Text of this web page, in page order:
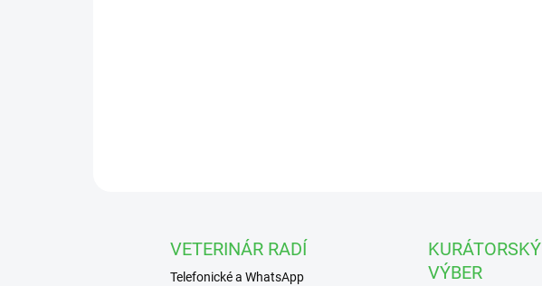
VETERINÁR RADÍ
Telefonické a WhatsApp
KURÁTORSKÝ
VÝBER